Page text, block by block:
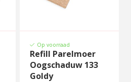
Op voorraad
Refill Parelmoer
Oogschaduw 133
Goldy